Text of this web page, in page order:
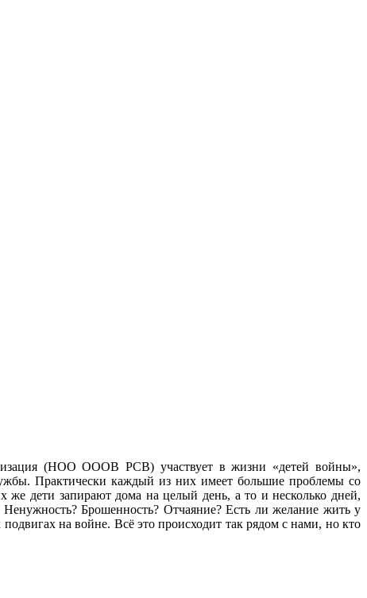
(НОО ОООВ РСВ) участвует в жизни «детей войны»,
Практически каждый из них имеет большие проблемы со
же дети запирают дома на целый день, а то и несколько дней,
Ненужность? Брошенность? Отчаяние? Есть ли желание жить у
на войне. Всё это происходит так рядом с нами, но кто